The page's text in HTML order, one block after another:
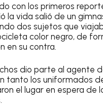
con los primeros
la vida salió de un
dos sujetos que
color negro, de
en su contra.
dio parte al agente
tanto los uniformados
el lugar en espera de